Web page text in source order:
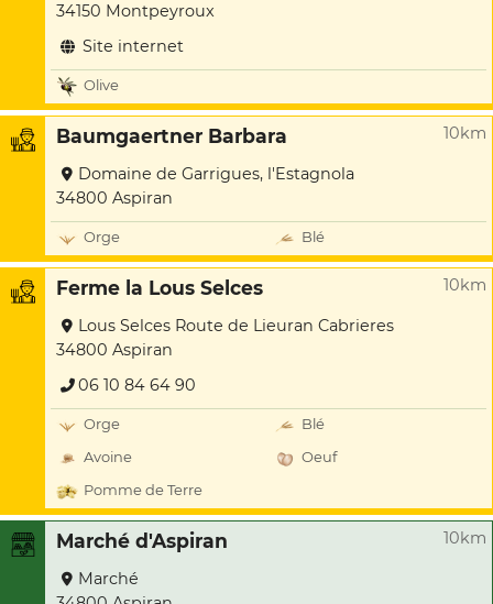
34150 Montpeyroux
Site internet
Olive
Baumgaertner Barbara 10km
Domaine de Garrigues, l'Estagnola
34800 Aspiran
Orge Blé
Ferme la Lous Selces 10km
Lous Selces Route de Lieuran Cabrieres
34800 Aspiran
06 10 84 64 90
Orge
Blé
Avoine
Oeuf
Pomme de Terre
Marché d'Aspiran 10km
Marché